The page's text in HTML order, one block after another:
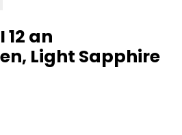
12 an
Light Sapphire